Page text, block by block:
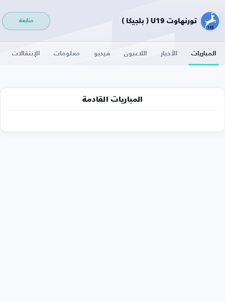
تورنهاوت U19 ( بلجيكا ) متابعة
المباريات الأخبار اللاعبون فيديو معلومات الإنتقالات
المباريات القادمة